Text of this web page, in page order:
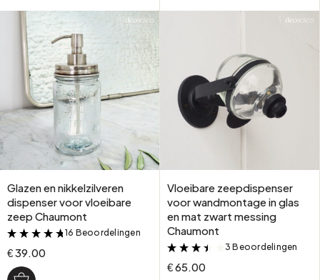
Glazen en nikkelzilveren
dispenser voor vloeibare
zeep Chaumont
&
16 Beoordelingen
€ 39.00
Vloeibare zeepdispenser
voor wandmontage in glas
en mat zwart messing
Chaumont
&
3 Beoordelingen
€ 65.00